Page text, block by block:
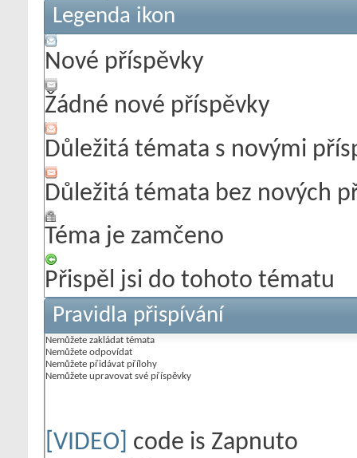
Legenda ikon
Nové příspěvky
Žádné nové příspěvky
Důležitá témata s novými
Důležitá témata bez nových
Téma je zamčeno
Přispěl jsi do tohoto tématu
Pravidla přispívání
Nemůžete zakládat témata
Nemůžete odpovídat
Nemůžete přidávat přílohy
Nemůžete upravovat své příspěvky
[VIDEO] code is Zapnuto